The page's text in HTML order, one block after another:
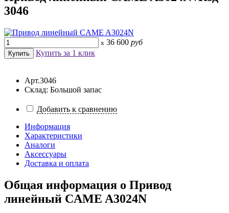
3046
x 36 600 руб
Купить за 1 клик
Арт.3046
Склад: Большой запас
Добавить к сравнению
Информация
Характеристики
Аналоги
Аксессуары
Доставка и оплата
Общая информация о Привод
линейный CAME A3024N